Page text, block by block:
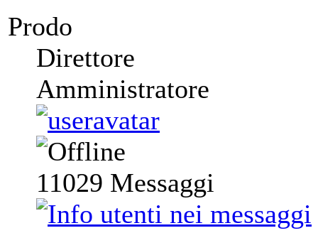
Prodo
Direttore
Amministratore
11029 Messaggi